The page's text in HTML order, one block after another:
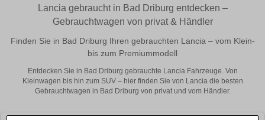
Lancia gebraucht in Bad Driburg entdecken –
Gebrauchtwagen von privat & Händler
Finden Sie in Bad Driburg Ihren gebrauchten Lancia – vom Klein-
bis zum Premiummodell
Entdecken Sie in Bad Driburg gebrauchte Lancia Fahrzeuge. Von
Kleinwagen bis hin zum SUV – hier finden Sie von Lancia die besten
Gebrauchtwagen in Bad Driburg von privat und vom Händler.